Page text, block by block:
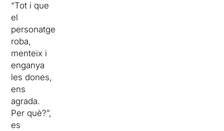
“Tot i que
el
personatge
roba,
menteix i
enganya
les dones,
ens
agrada.
Per què?”,
es